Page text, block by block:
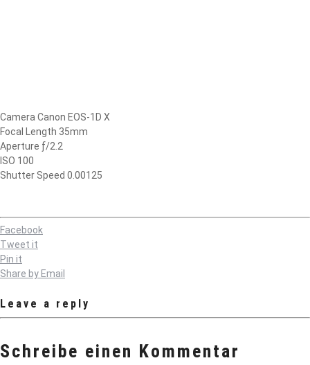
Camera Canon EOS-1D X
Focal Length 35mm
Aperture ƒ/2.2
ISO 100
Shutter Speed 0.00125
Facebook
Tweet it
Pin it
Share by Email
Leave a reply
Schreibe einen Kommentar